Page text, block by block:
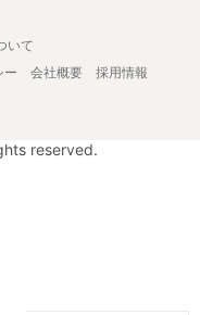
いて
ー 会社概要
採用情報
reserved.